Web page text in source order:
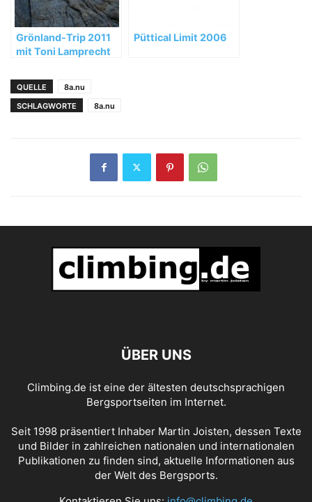
Grönland-Trip 2011
mit Toni Lamprecht
Püttical Limit 2006
QUELLE
8a.nu
SCHLAGWORTE
8a.nu
ÜBER UNS
Climbing.de ist eine der ältesten deutschsprachigen
Bergsportseiten im Internet.
Seit 1998 präsentiert Inhaber Martin Joisten, dessen Texte
und Bilder in zahlreichen nationalen und internationalen
Publikationen zu finden sind, aktuelle Informationen aus
der Welt des Bergsports.